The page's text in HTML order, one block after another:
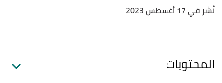
نُشر في 17 أغسطس 2023
المحتويات